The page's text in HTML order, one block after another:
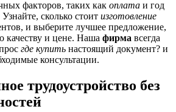
факторов, таких как оплата и год
сколько стоит изготовление
и выберите лучшее предложение,
качеству и цене. Наша фирма всегда
где купить настоящий документ? и
консультации.
трудоустройство без